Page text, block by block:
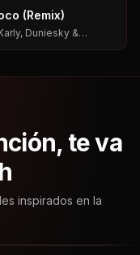
(Remix)
Duniesky &
te va
inspirados en la